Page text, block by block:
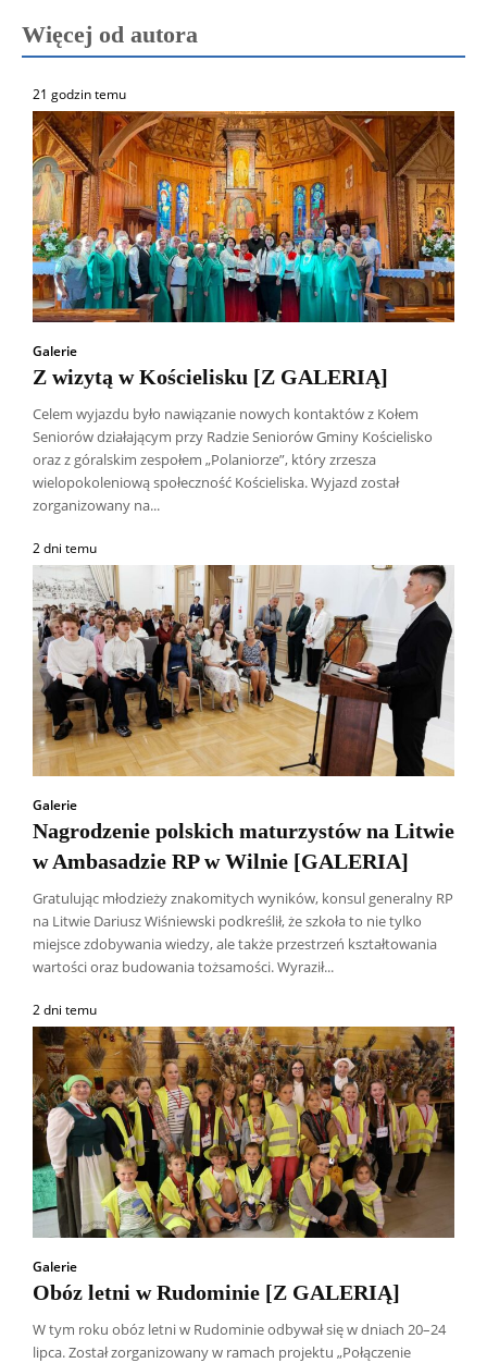
Więcej od autora
21 godzin temu
Galerie
Z wizytą w Kościelisku [Z GALERIĄ]
Celem wyjazdu było nawiązanie nowych kontaktów z Kołem
Seniorów działającym przy Radzie Seniorów Gminy Kościelisko
oraz z góralskim zespołem „Polaniorze”, który zrzesza
wielopokoleniową społeczność Kościeliska. Wyjazd został
zorganizowany na...
2 dni temu
Galerie
Nagrodzenie polskich maturzystów na Litwie
w Ambasadzie RP w Wilnie [GALERIA]
Gratulując młodzieży znakomitych wyników, konsul generalny RP
na Litwie Dariusz Wiśniewski podkreślił, że szkoła to nie tylko
miejsce zdobywania wiedzy, ale także przestrzeń kształtowania
wartości oraz budowania tożsamości. Wyraził...
2 dni temu
Galerie
Obóz letni w Rudominie [Z GALERIĄ]
W tym roku obóz letni w Rudominie odbywał się w dniach 20–24
lipca. Został zorganizowany w ramach projektu „Połączenie